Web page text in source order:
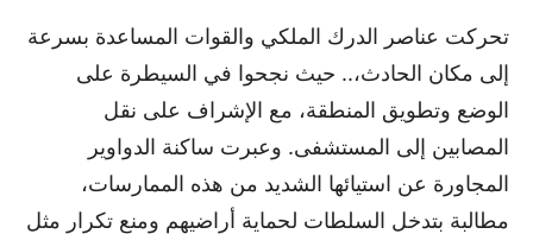
تحركت عناصر الدرك الملكي والقوات المساعدة بسرعة
إلى مكان الحادث،.. حيث نجحوا في السيطرة على
الوضع وتطويق المنطقة، مع الإشراف على نقل
المصابين إلى المستشفى. وعبرت ساكنة الدواوير
المجاورة عن استيائها الشديد من هذه الممارسات،
مطالبة بتدخل السلطات لحماية أراضيهم ومنع تكرار مثل